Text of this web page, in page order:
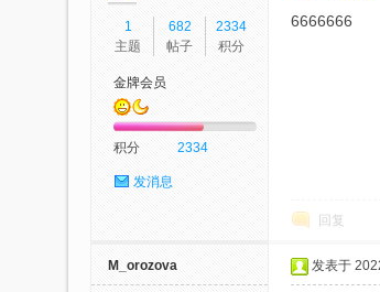
1
主题
682
帖子
2334
积分
金牌会员
积分 2334
发消息
6666666
回复
M_orozova 发表于